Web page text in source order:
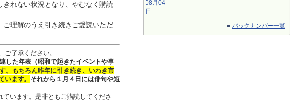
バックナンバー一覧
れない状況となり、やむなく購読
理解のうえ引き続きご愛読いただ
了承ください。
した年表（昭和で起きたイベントや事
。
もちろん昨年に引き続き、いわき市
います。 それから１月４日には俳句や短
います。是非ともご購読してくださ